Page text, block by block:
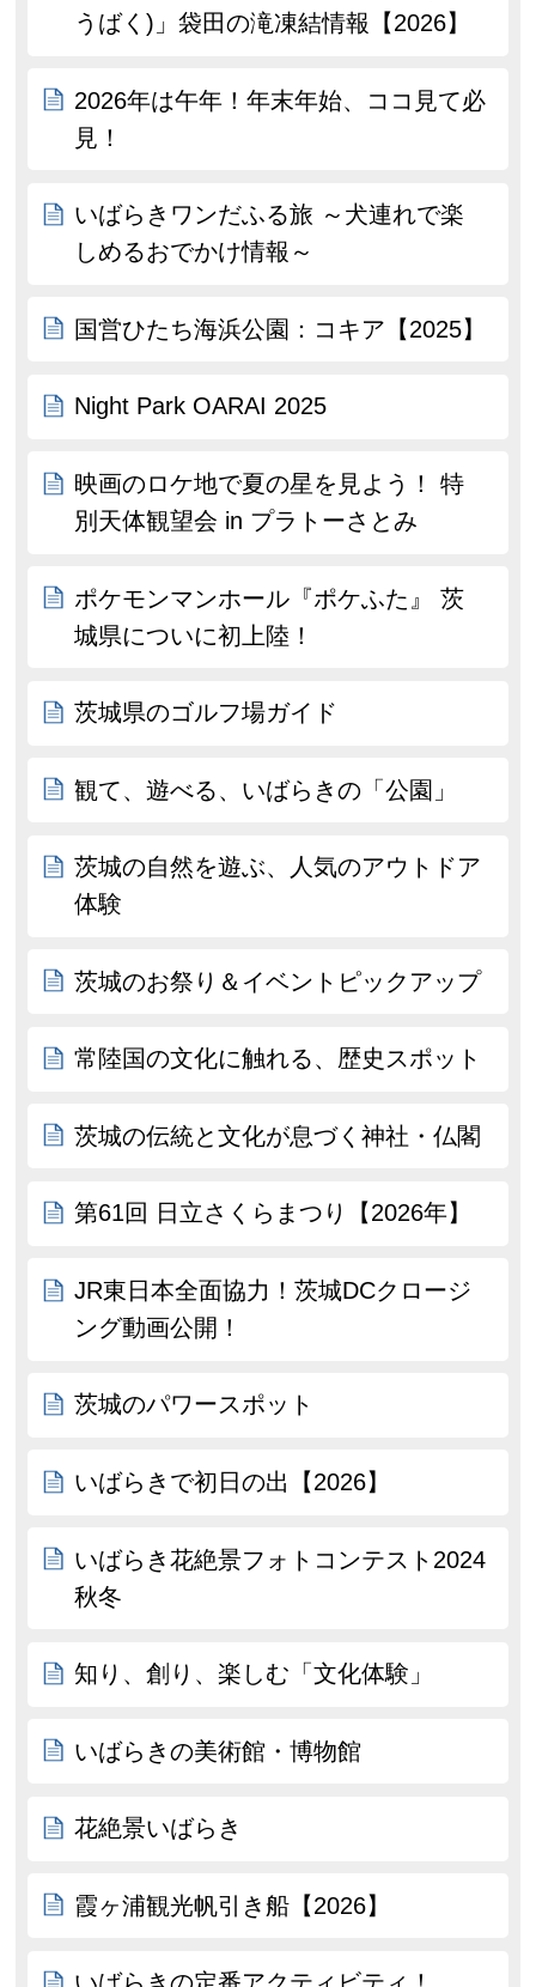
うばく)」袋田の滝凍結情報【2026】
2026年は午年！年末年始、ココ見て必
見！
いばらきワンだふる旅 ～犬連れで楽
しめるおでかけ情報～
国営ひたち海浜公園：コキア【2025】
Night Park OARAI 2025
映画のロケ地で夏の星を見よう！ 特
別天体観望会 in プラトーさとみ
ポケモンマンホール『ポケふた』 茨
城県についに初上陸！
茨城県のゴルフ場ガイド
観て、遊べる、いばらきの「公園」
茨城の自然を遊ぶ、人気のアウトドア
体験
茨城のお祭り＆イベントピックアップ
常陸国の文化に触れる、歴史スポット
茨城の伝統と文化が息づく神社・仏閣
第61回 日立さくらまつり【2026年】
JR東日本全面協力！茨城DCクロージ
ング動画公開！
茨城のパワースポット
いばらきで初日の出【2026】
いばらき花絶景フォトコンテスト2024
秋冬
知り、創り、楽しむ「文化体験」
いばらきの美術館・博物館
花絶景いばらき
霞ヶ浦観光帆引き船【2026】